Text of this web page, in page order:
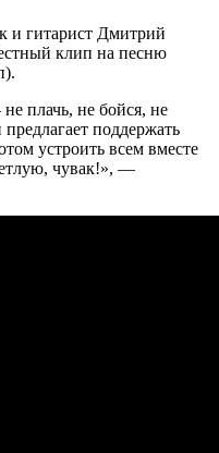
гитарист Дмитрий
клип на песню
плачь, не бойся, не
поддержать
устроить всем вместе
чувак!», —